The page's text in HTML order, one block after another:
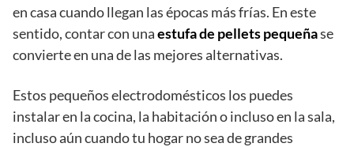
en casa cuando llegan las épocas más frías. En este
sentido, contar con unaestufa de pellets pequeñase
convierte en una de las mejores alternativas.
Estos pequeños electrodomésticos los puedes
instalar en la cocina, la habitación o incluso en la sala,
incluso aún cuando tu hogar no sea de grandes